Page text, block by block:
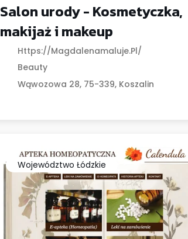
Salon urody - Kosmetyczka,
makijaż i makeup
Https://magdalenamaluje.pl/
Beauty
Wąwozowa 28, 75-339, Koszalin
Województwo Łódzkie